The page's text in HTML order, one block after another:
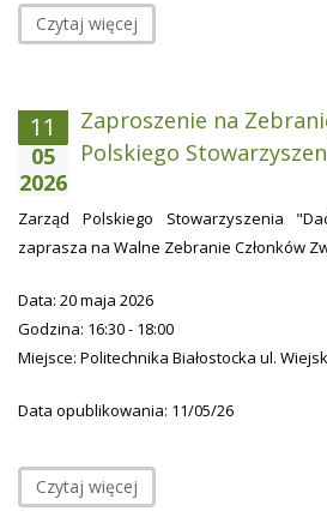
Czytaj więcej
11
05
2026
Zaproszenie na
Polskiego
Zarząd Polskiego Stowarzyszenia
zaprasza na Walne Zebranie Członków
Data: 20 maja 2026
Godzina: 16:30 - 18:00
Miejsce: Politechnika Białostocka ul.
Data opublikowania: 11/05/26
Czytaj więcej